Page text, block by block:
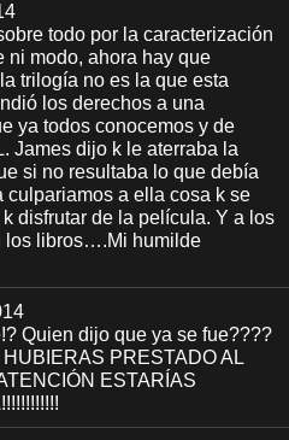
todo por la caracterización
modo, ahora hay que
trilogía no es la que esta
los derechos a una
ya todos conocemos y de
James dijo k le aterraba la
si no resultaba lo que debía
a ella cosa k se
disfrutar de la película. Y a los
los libros….Mi humilde
Quien dijo que ya se fue????
PRESTADO AL
ESTARÍAS